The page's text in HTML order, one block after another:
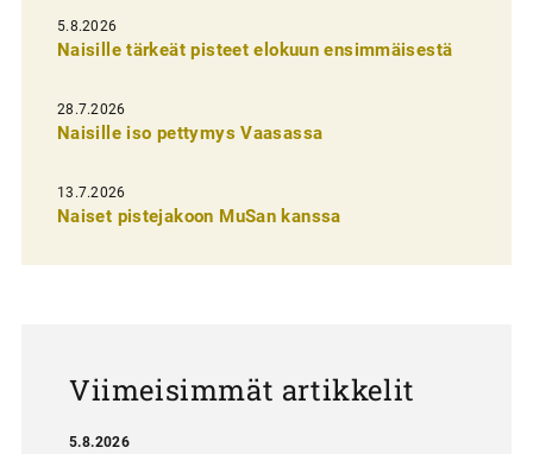
i
e
n
s
e
l
5.8.2026
Naisille tärkeät pisteet elokuun ensimmäisestä
28.7.2026
Naisille iso pettymys Vaasassa
13.7.2026
Naiset pistejakoon MuSan kanssa
Viimeisimmät artikkelit
5.8.2026